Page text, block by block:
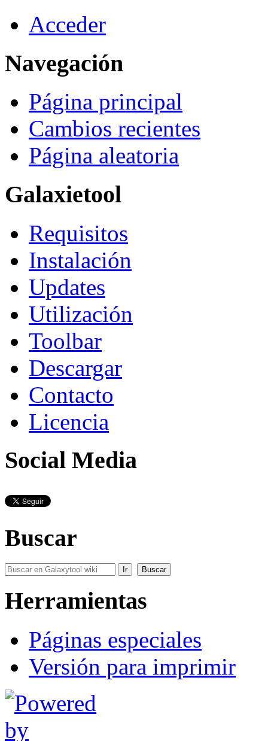
Acceder
Navegación
Página principal
Cambios recientes
Página aleatoria
Galaxietool
Requisitos
Instalación
Updates
Utilización
Toolbar
Descargar
Contacto
Licencia
Social Media
Buscar
Herramientas
Páginas especiales
Versión para imprimir